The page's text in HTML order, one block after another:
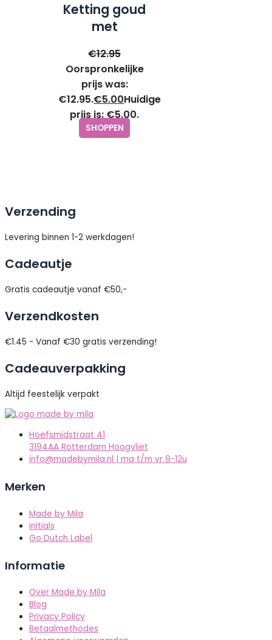
Ketting goud
met
wapen hanger
– Go Dutch
Label
€12.95
Oorspronkelijke
prijs was:
€12.95.€5.00Huidige
prijs is: €5.00.
SHOPPEN
Verzending
Levering binnen 1-2 werkdagen!
Cadeautje
Gratis cadeautje vanaf €50,-
Verzendkosten
€1.45 - Vanaf €30 gratis verzending!
Cadeauverpakking
Altijd feestelijk verpakt
Hoefsmidstraat 41
3194AA Rotterdam Hoogvliet
info@madebymila.nl | ma t/m vr 9-12u
Merken
Made by Mila
Initials
Go Dutch Label
Informatie
Over Made by Mila
Blog
Privacy Policy
Betaalmethodes